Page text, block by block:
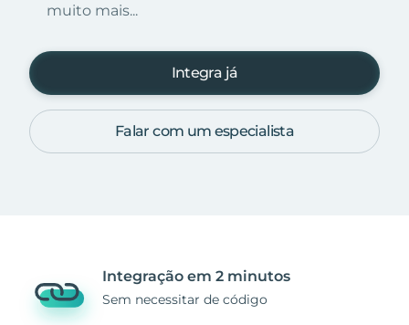
muito mais...
Integra já
Falar com um especialista
Integração em 2 minutos
Sem necessitar de código